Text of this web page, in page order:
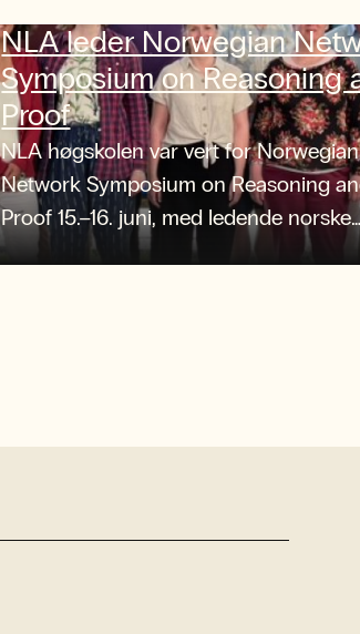
NLA leder Norwegian
Symposium on Reasoning
Proof
NLA høgskolen var vert for Norwegian
Network Symposium on Reasoning
Proof 15.–16. juni, med ledende norske
forskere og sterke faglige diskusjoner.